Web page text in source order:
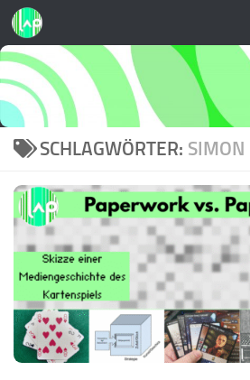
Zum Inhalt springen
SCHLAGWÖRTER: SIMON